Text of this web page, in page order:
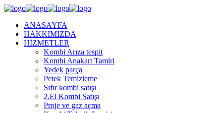
ANASAYFA
HAKKIMIZDA
HİZMETLER
Kombi Arıza tespit
Kombi Anakart Tamiri
Yedek parça
Petek Temizleme
Sıfır kombi satışı
2.El Kombi Satışı
Proje ve gaz açma